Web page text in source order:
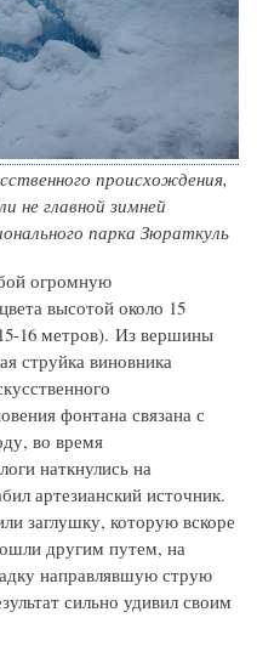
происхождения,
не главной зимней
парка Зюраткуль
огромную
высотой около 15
16 метров). Из вершины
струйка виновника
фонтана связана с
во время
наткнулись на
артезианский источник.
заглушку, которую вскоре
другим путем, на
направлявшую струю
сильно удивил своим